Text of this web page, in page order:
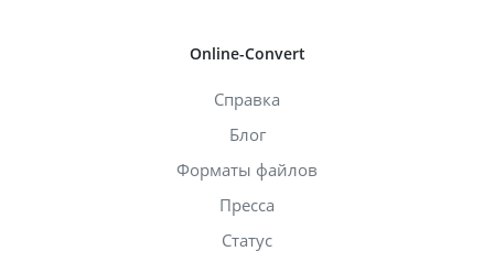
Online-Convert
Справка
Блог
Форматы файлов
Пресса
Статус